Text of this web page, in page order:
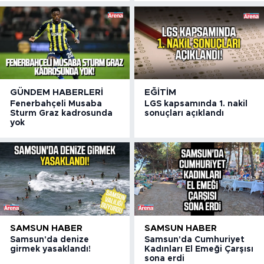
GÜNDEM HABERLERI
Fenerbahçeli Musaba
Sturm Graz kadrosunda
yok
EĞITIM
LGS kapsamında 1. nakil
sonuçları açıklandı
SAMSUN HABER
Samsun'da denize
girmek yasaklandı!
SAMSUN HABER
Samsun'da Cumhuriyet
Kadınları El Emeği Çarşısı
sona erdi